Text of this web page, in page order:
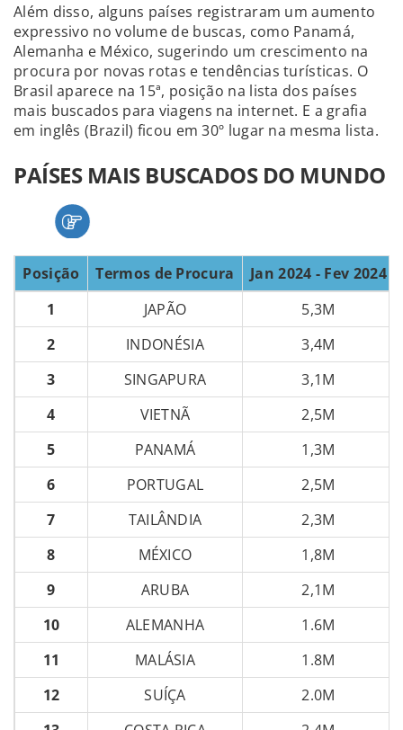
Além disso, alguns países registraram um aumento
expressivo no volume de buscas, como Panamá,
Alemanha e México, sugerindo um crescimento na
procura por novas rotas e tendências turísticas. O
Brasil aparece na 15ª, posição na lista dos países
mais buscados para viagens na internet. E a grafia
em inglês (Brazil) ficou em 30º lugar na mesma lista.
PAÍSES MAIS BUSCADOS DO MUNDO
Posição Termos de Procura Jan 2024 - Fev 2024
1
JAPÃO
5,3M
2
INDONÉSIA
3,4M
3
SINGAPURA
3,1M
4
VIETNÃ
2,5M
5
PANAMÁ
1,3M
6
PORTUGAL
2,5M
7
TAILÂNDIA
2,3M
8
MÉXICO
1,8M
9
ARUBA
2,1M
10
ALEMANHA
1.6M
11
MALÁSIA
1.8M
12
SUÍÇA
2.0M